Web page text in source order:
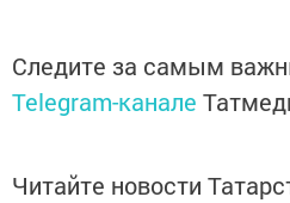
Следите за самым
Telegram-канале
Читайте новости